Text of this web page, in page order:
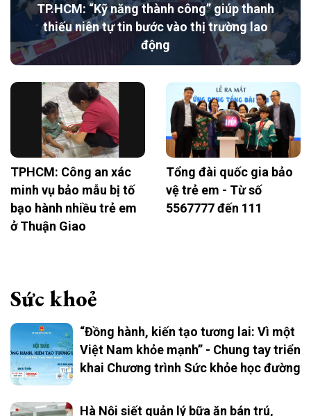
TP.HCM: “Kỹ năng thành công” giúp thanh
thiếu niên tự tin bước vào thị trường lao
động
TPHCM: Công an xác
minh vụ bảo mẫu bị tố
bạo hành nhiều trẻ em
ở Thuận Giao
Tổng đài quốc gia bảo
vệ trẻ em - Từ số
5567777 đến 111
Sức khoẻ
“Đồng hành, kiến tạo tương lai: Vì một
Việt Nam khỏe mạnh” - Chung tay triển
khai Chương trình Sức khỏe học đường
Hà Nội siết quản lý bữa ăn bán trú,